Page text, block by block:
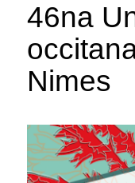
46na
Nimes